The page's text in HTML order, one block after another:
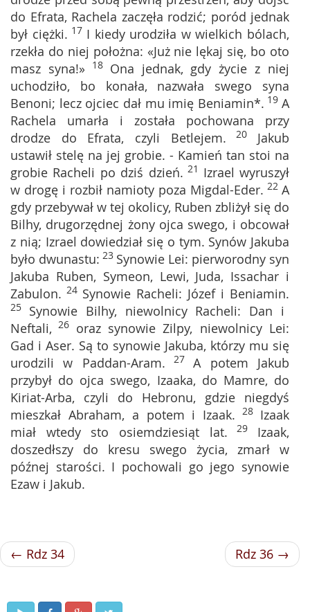
do Efrata, Rachela zaczęła rodzić; poród jednak
był ciężki. 17 I kiedy urodziła w wielkich bólach,
rzekła do niej położna: «Już nie lękaj się, bo oto
masz syna!» 18 Ona jednak, gdy życie z niej
uchodziło, bo konała, nazwała swego syna
Benoni; lecz ojciec dał mu imię Beniamin*. 19 A
Rachela umarła i została pochowana przy
drodze do Efrata, czyli Betlejem. 20 Jakub
ustawił stelę na jej grobie. - Kamień tan stoi na
grobie Racheli po dziś dzień. 21 Izrael wyruszył
w drogę i rozbił namioty poza Migdal-Eder. 22 A
gdy przebywał w tej okolicy, Ruben zbliżył się do
Bilhy, drugorzędnej żony ojca swego, i obcował
z nią; Izrael dowiedział się o tym. Synów Jakuba
było dwunastu: 23 Synowie Lei: pierworodny syn
Jakuba Ruben, Symeon, Lewi, Juda, Issachar i
Zabulon. 24 Synowie Racheli: Józef i Beniamin.
25 Synowie Bilhy, niewolnicy Racheli: Dan i
Neftali, 26 oraz synowie Zilpy, niewolnicy Lei:
Gad i Aser. Są to synowie Jakuba, którzy mu się
urodzili w Paddan-Aram. 27 A potem Jakub
przybył do ojca swego, Izaaka, do Mamre, do
Kiriat-Arba, czyli do Hebronu, gdzie niegdyś
mieszkał Abraham, a potem i Izaak. 28 Izaak
miał wtedy sto osiemdziesiąt lat. 29 Izaak,
doszedłszy do kresu swego życia, zmarł w
późnej starości. I pochowali go jego synowie
Ezaw i Jakub.
← Rdz 34 Rdz 36 →